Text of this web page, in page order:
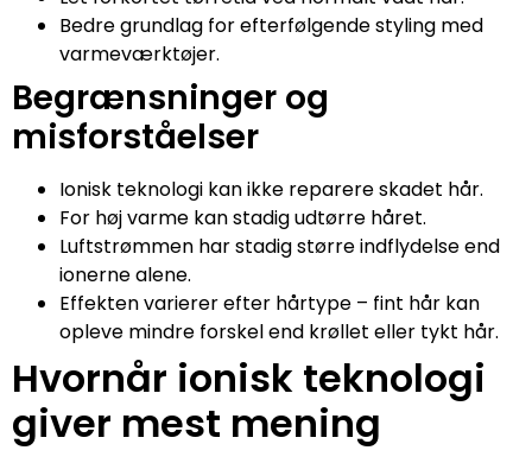
Bedre grundlag for efterfølgende styling med
varmeværktøjer.
Begrænsninger og
misforståelser
Ionisk teknologi kan ikke reparere skadet hår.
For høj varme kan stadig udtørre håret.
Luftstrømmen har stadig større indflydelse end
ionerne alene.
Effekten varierer efter hårtype – fint hår kan
opleve mindre forskel end krøllet eller tykt hår.
Hvornår ionisk teknologi
giver mest mening